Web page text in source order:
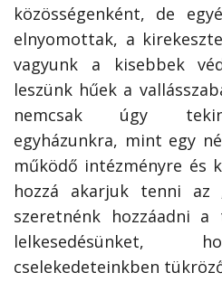
közösségenként, de
elnyomottak, a
vagyunk a kisebbek
leszünk hűek a
nemcsak úgy
egyházunkra, mint egy
működő intézményre és
hozzá akarjuk tenni az
szeretnénk hozzáadni
lelkesedésünket,
cselekedeteinkben